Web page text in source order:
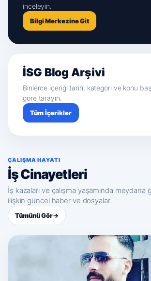
inceleyin.
Bilgi Merkezine Git
İSG Blog Arşivi
Binlerce içeriği tarih, kategori ve konu
göre tarayın.
Tüm İçerikler
ÇALIŞMA HAYATI
İş Cinayetleri
İş kazaları ve çalışma yaşamında
ilişkin güncel haber ve dosyalar.
Tümünü Gör→